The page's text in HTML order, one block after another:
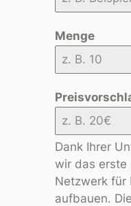
Menge
Dank Ihrer
wir das erste
Netzwerk für
aufbauen.